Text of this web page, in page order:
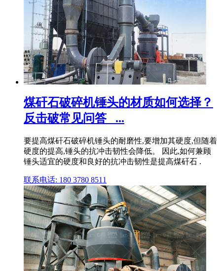
煤矸石破碎机锤头的材质如何选择？
反击破常见问答_ ...
要提高煤矸石破碎机锤头的耐磨性,要增加其硬度,但随着
硬度的提高,锤头的抗冲击韧性会降低。 因此,如何兼顾
锤头适宜的硬度和良好的抗冲击韧性是提高煤矸石 .
联系电话: 180 3780 8511